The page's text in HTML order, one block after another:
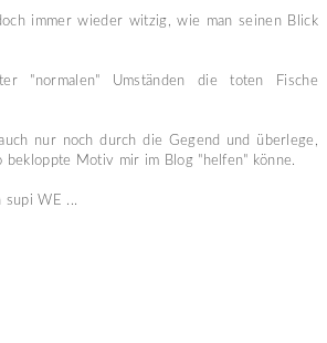
immer wieder witzig, wie man seinen Blick
"normalen" Umständen die toten Fische
nur noch durch die Gegend und überlege,
bekloppte Motiv mir im Blog "helfen" könne.
supi WE ...